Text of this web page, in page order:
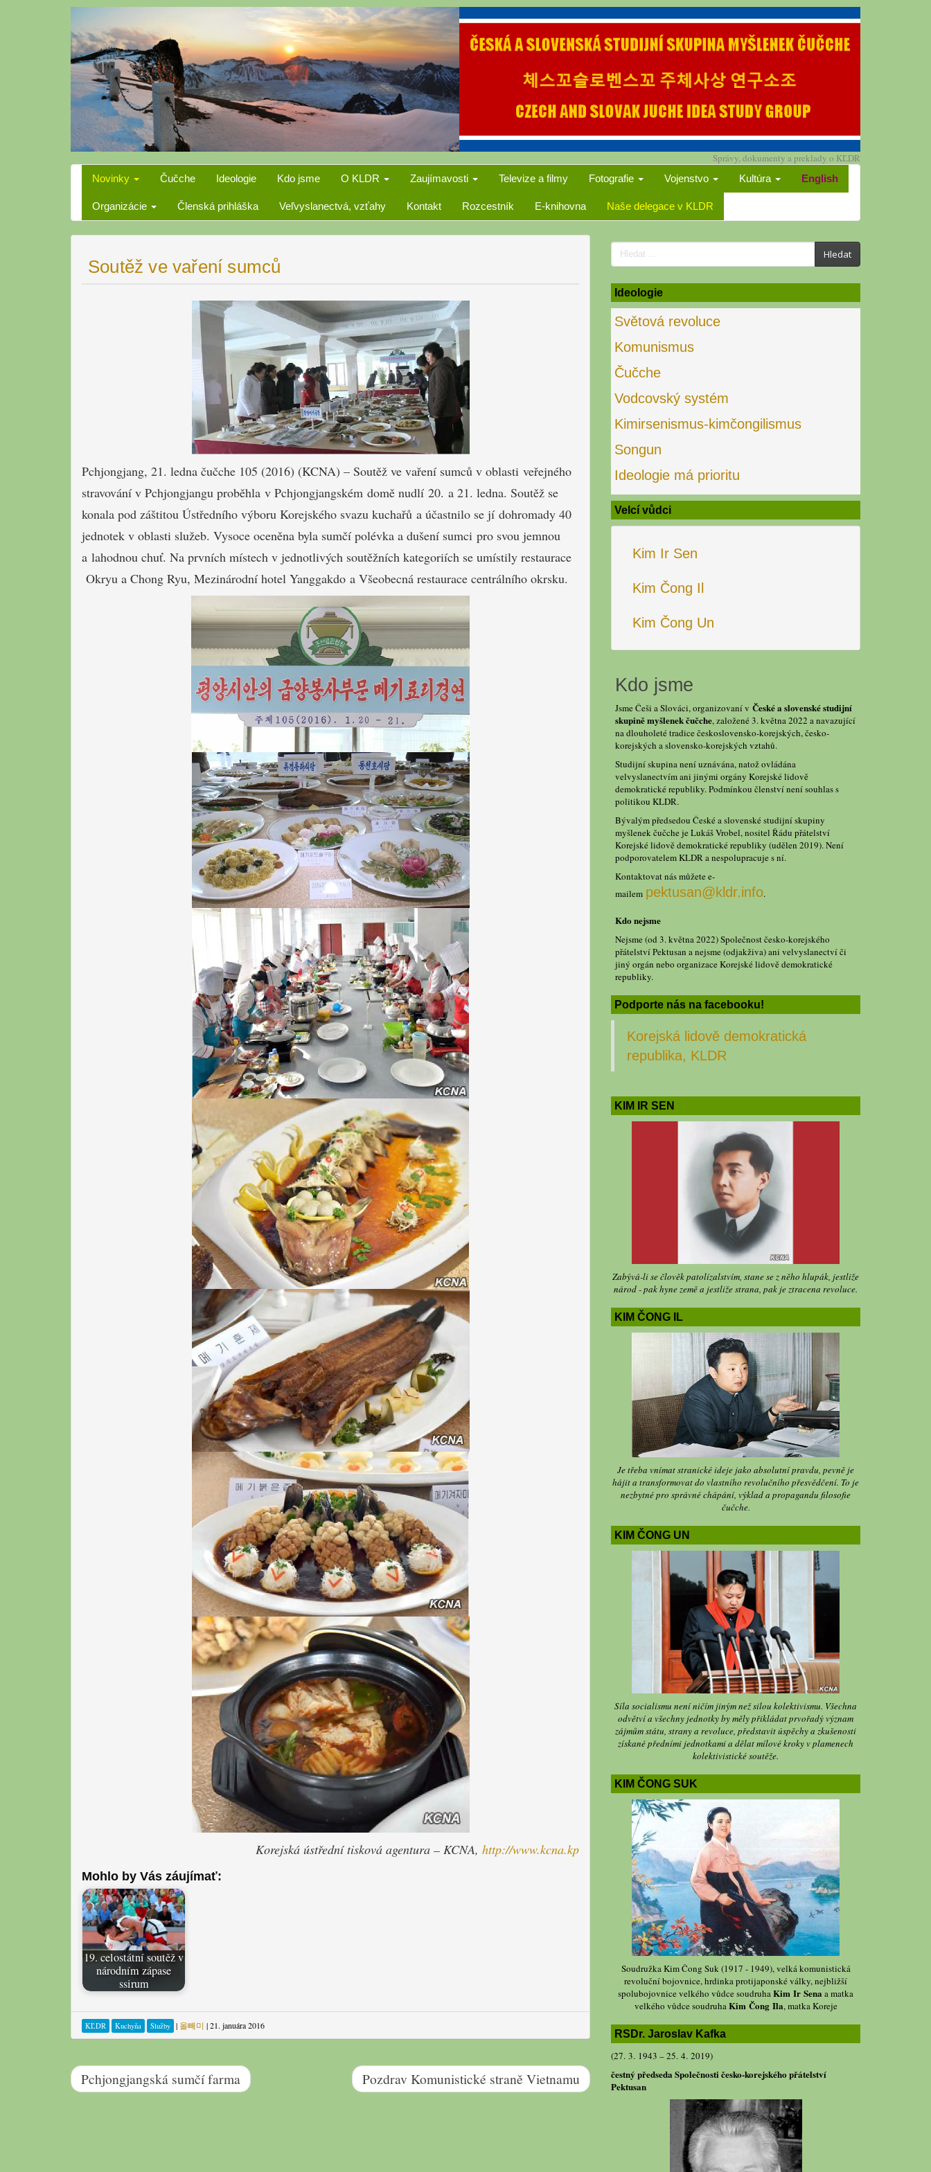
Správy, dokumenty a preklady o KĽDR
Novinky Čučche Ideologie Kdo jsme O KLDR Zaujímavosti Televize a filmy Fotografie Vojenstvo Kultúra English
Organizácie Členská prihláška Veľvyslanectvá, vzťahy Kontakt Rozcestník E-knihovna Naše delegace v KLDR
Soutěž ve vaření sumců
Pchjongjang, 21. ledna čučche 105 (2016) (KCNA) – Soutěž ve vaření sumců v oblasti veřejného
stravování v Pchjongjangu proběhla v Pchjongjangském domě nudlí 20. a 21. ledna. Soutěž se
konala pod záštitou Ústředního výboru Korejského svazu kuchařů a účastnilo se jí dohromady 40
jednotek v oblasti služeb. Vysoce oceněna byla sumčí polévka a dušení sumci pro svou jemnou
a lahodnou chuť. Na prvních místech v jednotlivých soutěžních kategoriích se umístily restaurace
Okryu a Chong Ryu, Mezinárodní hotel Yanggakdo a Všeobecná restaurace centrálního okrsku.
Korejská ústřední tisková agentura – KCNA, http://www.kcna.kp
Mohlo by Vás záujímať:
19. celostátní soutěž v
národním zápase
ssirum
KĽDR Kuchyňa Služby | 올빼미 |21. januára 2016
Pozdrav Komunistické straně Vietnamu
Pchjongjangská sumčí farma
Search
for:
Hledat
Ideologie
Světová revoluce
Komunismus
Čučche
Vodcovský systém
Kimirsenismus-kimčongilismus
Songun
Ideologie má prioritu
Velcí vůdci
Kim Ir Sen
Kim Čong Il
Kim Čong Un
Kdo jsme
Jsme Češi a Slováci, organizovaní v České a slovenské studijní
skupině myšlenek čučche, založené 3. května 2022 a navazující
na dlouholeté tradice československo-korejských, česko-
korejských a slovensko-korejských vztahů.
Studijní skupina není uznávána, natož ovládána
velvyslanectvím ani jinými orgány Korejské lidově
demokratické republiky. Podmínkou členství není souhlas s
politikou KLDR.
Bývalým předsedou České a slovenské studijní skupiny
myšlenek čučche je Lukáš Vrobel, nositel Řádu přátelství
Korejské lidově demokratické republiky (udělen 2019). Není
podporovatelem KLDR a nespolupracuje s ní.
Kontaktovat nás můžete e-
mailem pektusan@kldr.info.
Kdo nejsme
Nejsme (od 3. května 2022) Společnost česko-korejského
přátelství Pektusan a nejsme (odjakživa) ani velvyslanectví či
jiný orgán nebo organizace Korejské lidově demokratické
republiky.
Podporte nás na facebooku!
Korejská lidově demokratická
republika, KLDR
KIM IR SEN
Zabývá-li se člověk patolízalstvím, stane se z něho hlupák, jestliže
národ - pak hyne země a jestliže strana, pak je ztracena revoluce.
KIM ČONG IL
Je třeba vnímat stranické ideje jako absolutní pravdu, pevně je
hájit a transformovat do vlastního revolučního přesvědčení. To je
nezbytné pro správné chápání, výklad a propagandu filosofie
čučche.
KIM ČONG UN
Síla socialismu není ničím jiným než silou kolektivismu. Všechna
odvětví a všechny jednotky by měly přikládat prvořadý význam
zájmům státu, strany a revoluce, představit úspěchy a zkušenosti
získané předními jednotkami a dělat mílové kroky v plamenech
kolektivistické soutěže.
KIM ČONG SUK
Soudružka Kim Čong Suk (1917 - 1949), velká komunistická
revoluční bojovnice, hrdinka protijaponské války, nejbližší
spolubojovnice velkého vůdce soudruhaKim Ir Sena a matka
velkého vůdce soudruhaKim Čong Ila, matka Koreje
RSDr. Jaroslav Kafka
(27. 3. 1943 – 25. 4. 2019)
čestný předseda Společnosti česko-korejského přátelství
Pektusan